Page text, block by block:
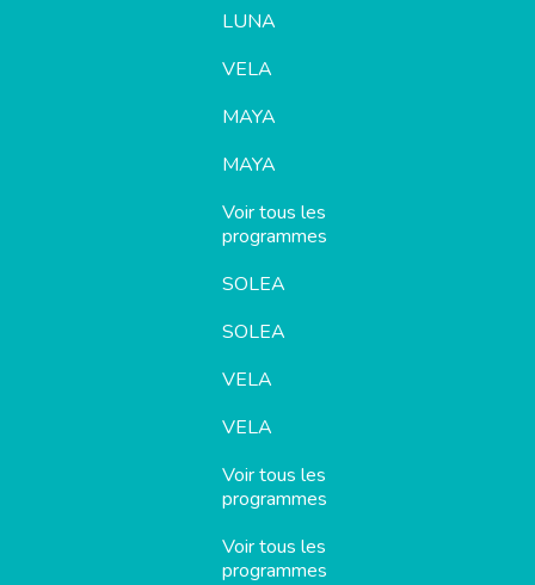
LUNA
VELA
MAYA
MAYA
Voir tous les
programmes
SOLEA
SOLEA
VELA
VELA
Voir tous les
programmes
Voir tous les
programmes